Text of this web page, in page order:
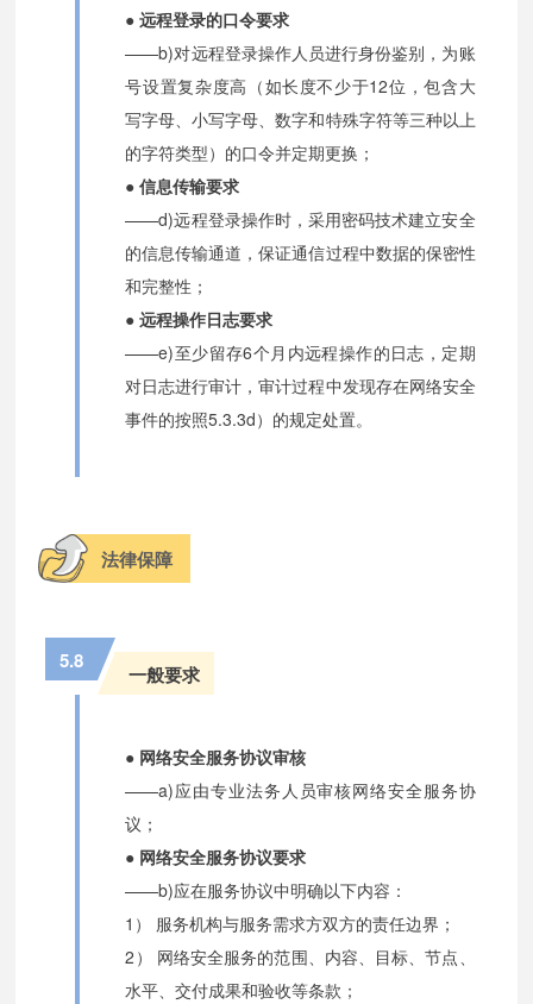
● 远程登录的口令要求
——b)对远程登录操作人员进行身份鉴别，为账
号设置复杂度高（如长度不少于12位，包含大
写字母、小写字母、数字和特殊字符等三种以上
的字符类型）的口令并定期更换；
● 信息传输要求
——d)远程登录操作时，采用密码技术建立安全
的信息传输通道，保证通信过程中数据的保密性
和完整性；
● 远程操作日志要求
——e)至少留存6个月内远程操作的日志，定期
对日志进行审计，审计过程中发现存在网络安全
事件的按照5.3.3d）的规定处置。
法律保障
5.8
一般要求
● 网络安全服务协议审核
——a)应由专业法务人员审核网络安全服务协
议；
● 网络安全服务协议要求
——b)应在服务协议中明确以下内容：
1） 服务机构与服务需求方双方的责任边界；
2） 网络安全服务的范围、内容、目标、节点、
水平、交付成果和验收等条款；